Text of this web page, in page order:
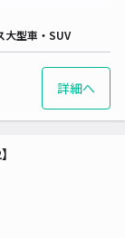
大型車・SUV
詳細へ